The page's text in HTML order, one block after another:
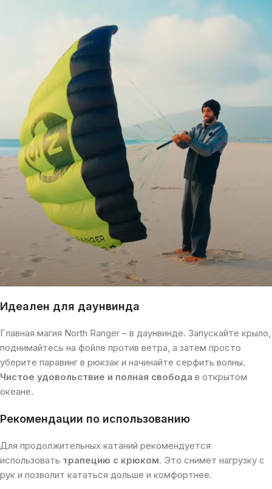
Идеален для даунвинда
Главная магия North Ranger – в даунвинде. Запускайте крыло,
поднимайтесь на фойле против ветра, а затем просто
уберите паравинг в рюкзак и начинайте серфить волны.
Чистое удовольствие и полная свобода в открытом
океане.
Рекомендации по использованию
Для продолжительных катаний рекомендуется
использовать трапецию с крюком. Это снимет нагрузку с
рук и позволит кататься дольше и комфортнее.